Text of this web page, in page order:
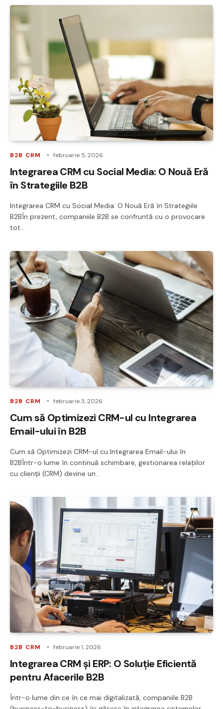
B2B CRM februarie 5, 2026
Integrarea CRM cu Social Media: O Nouă Eră
în Strategiile B2B
Integrarea CRM cu Social Media: O Nouă Eră în Strategiile
B2BÎn prezent, companiile B2B se confruntă cu o provocare
tot…
B2B CRM februarie 3, 2026
Cum să Optimizezi CRM-ul cu Integrarea
Email-ului în B2B
Cum să Optimizezi CRM-ul cu Integrarea Email-ului în
B2BÎntr-o lume în continuă schimbare, gestionarea relațiilor
cu clienții (CRM) devine un…
B2B CRM februarie 1, 2026
Integrarea CRM și ERP: O Soluție Eficientă
pentru Afacerile B2B
Într-o lume din ce în ce mai digitalizată, companiile B2B